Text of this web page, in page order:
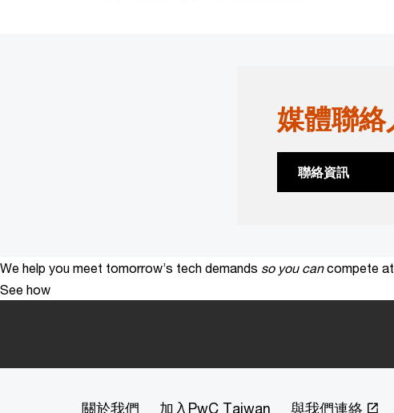
媒體聯絡
聯絡資訊
We help you meet tomorrow’s tech demands so you can compete
See how
關於我們 加入PwC Taiwan 與我們連絡